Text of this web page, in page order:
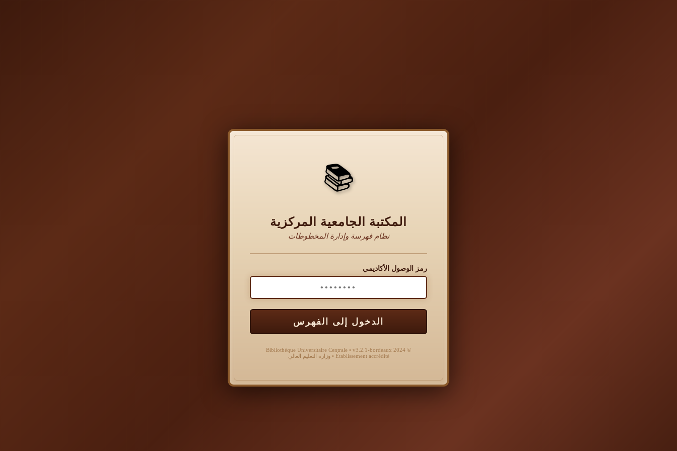
📚
المكتبة الجامعية المركزية
نظام فهرسة وإدارة المخطوطات
رمز الوصول الأكاديمي
الدخول إلى الفهرس
© 2024 Bibliothèque Universitaire Centrale • v3.2.1-bordeaux
Établissement accrédité • وزارة التعليم العالي